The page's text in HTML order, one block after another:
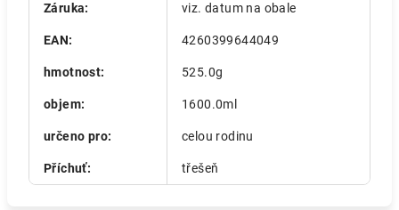
Záruka: viz. datum na obale
EAN: 4260399644049
hmotnost: 525.0g
objem: 1600.0ml
určeno pro: celou rodinu
Příchuť: třešeň